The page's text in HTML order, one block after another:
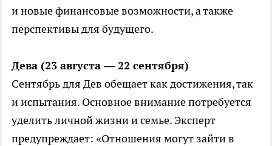
и новые финансовые возможности, а также
перспективы для будущего.
Дева (23 августа — 22 сентября)
Сентябрь для Дев обещает как достижения, так
и испытания. Основное внимание потребуется
уделить личной жизни и семье. Эксперт
предупреждает: «Отношения могут зайти в